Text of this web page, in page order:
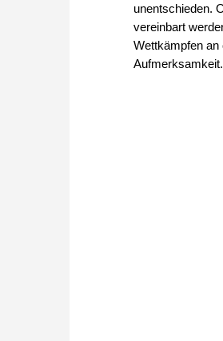
unentschieden.
vereinbart
Wettkämpfen an
Aufmerksamkeit.